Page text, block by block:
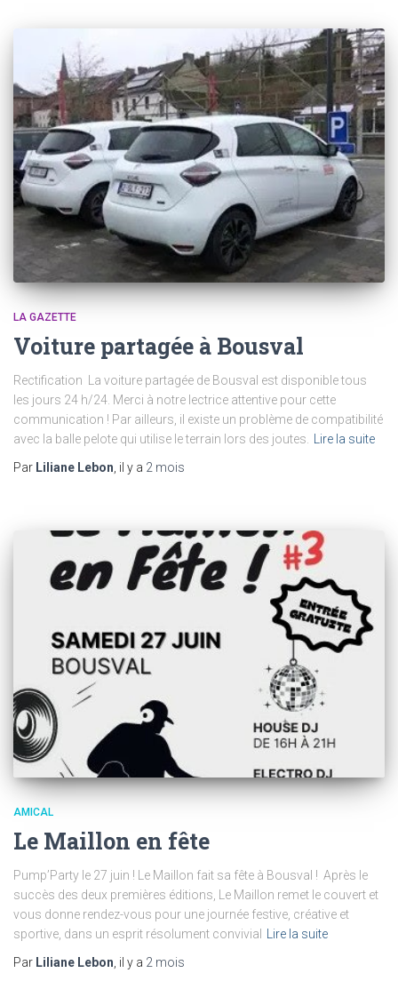
LA GAZETTE
Voiture partagée à Bousval
Rectification La voiture partagée de Bousval est disponible tous
les jours 24 h/24. Merci à notre lectrice attentive pour cette
communication ! Par ailleurs, il existe un problème de compatibilité
avec la balle pelote qui utilise le terrain lors des joutes.
Lire la suite
Par Liliane Lebon , il y a 2 mois
AMICAL
Le Maillon en fête
Pump’Party le 27 juin ! Le Maillon fait sa fête à Bousval ! Après le
succès des deux premières éditions, Le Maillon remet le couvert et
vous donne rendez-vous pour une journée festive, créative et
sportive, dans un esprit résolument convivial
Lire la suite
Par Liliane Lebon , il y a 2 mois